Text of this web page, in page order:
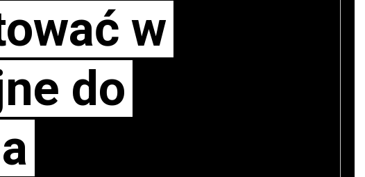
w
do